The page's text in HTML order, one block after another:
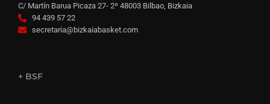
C/ Martín Barua Picaza 27- 2º 48003 Bilbao, Bizkaia
94 439 57 22
secretaria@bizkaiabasket.com
+ BSF